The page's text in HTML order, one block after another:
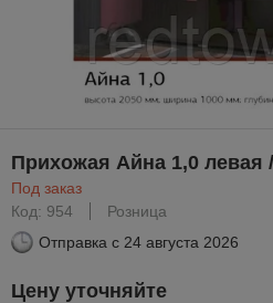
Прихожая Айна 1,0 левая
Под заказ
Код: 954
Розница
Отправка с 24 августа 2026
Цену уточняйте